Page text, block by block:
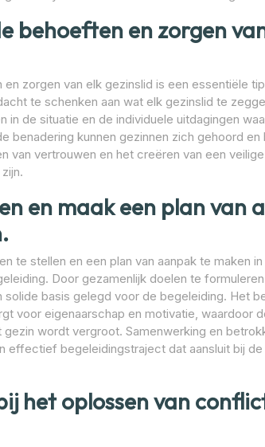
behoeften en zorgen
zorgen van elk gezinslid is een essentiële
te schenken aan wat elk gezinslid te
in de situatie en de individuele uitdagingen
benadering kunnen gezinnen zich gehoord en
van vertrouwen en het creëren van een
en maak een plan van
te stellen en een plan van aanpak te maken
Door gezamenlijk doelen te
basis gelegd voor de begeleiding. Het
voor eigenaarschap en motivatie, waardoor
wordt vergroot. Samenwerking en
effectief begeleidingstraject dat aansluit bij
het oplossen van